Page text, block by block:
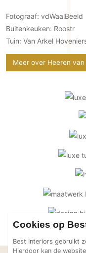
Spuitwerk
Technologie
Audio/Video
Thuisbioscoop
Binnenzwembaden
Wijnkelder en
Fotograaf: vdWaalBeeld
Buitenkeuken: Roostr
Tuin: Van Arkel
Meer over Heeren van
Cookies op
Best Interiors gebruikt
Hierdoor kan de